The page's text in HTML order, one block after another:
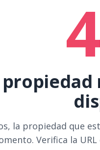
propiedad
la propiedad que
Verifica la